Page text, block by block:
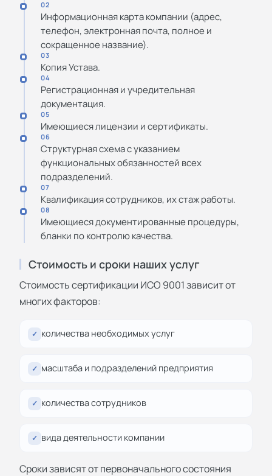
02
Информационная карта компании (адрес,
телефон, электронная почта, полное и
сокращенное название).
03
Копия Устава.
04
Регистрационная и учредительная
документация.
05
Имеющиеся лицензии и сертификаты.
06
Структурная схема с указанием
функциональных обязанностей всех
подразделений.
07
Квалификация сотрудников, их стаж работы.
08
Имеющиеся документированные процедуры,
бланки по контролю качества.
Стоимость и сроки наших услуг
Стоимость сертификации ИСО 9001 зависит от
многих факторов:
✓ количества необходимых услуг
✓ масштаба и подразделений предприятия
✓ количества сотрудников
✓ вида деятельности компании
Сроки зависят от первоначального состояния